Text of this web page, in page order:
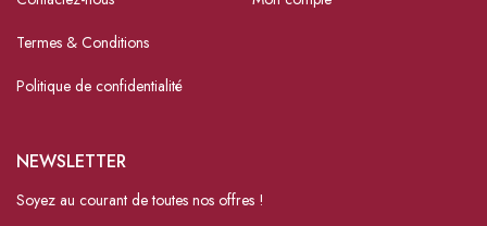
Termes & Conditions
Politique de confidentialité
NEWSLETTER
Soyez au courant de toutes nos offres !